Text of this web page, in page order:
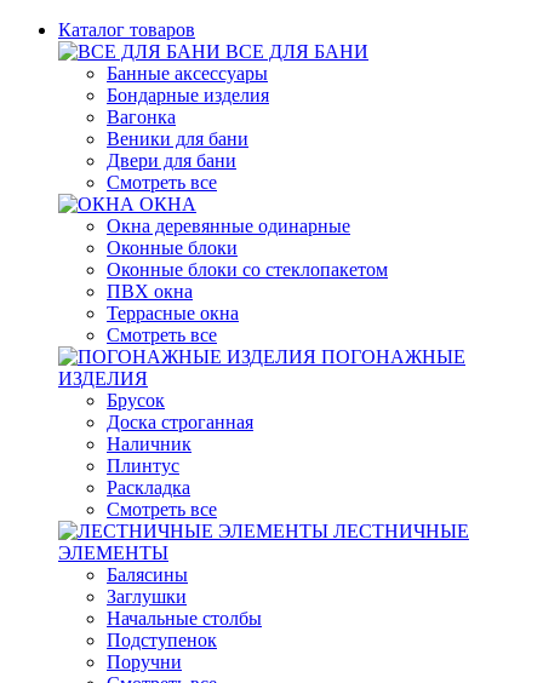
Каталог товаров
ВСЕ ДЛЯ БАНИ
Банные аксессуары
Бондарные изделия
Вагонка
Веники для бани
Двери для бани
Смотреть все
ОКНА
Окна деревянные одинарные
Оконные блоки
Оконные блоки со стеклопакетом
ПВХ окна
Террасные окна
Смотреть все
ПОГОНАЖНЫЕ
ИЗДЕЛИЯ
Брусок
Доска строганная
Наличник
Плинтус
Раскладка
Смотреть все
ЛЕСТНИЧНЫЕ
ЭЛЕМЕНТЫ
Балясины
Заглушки
Начальные столбы
Подступенок
Поручни